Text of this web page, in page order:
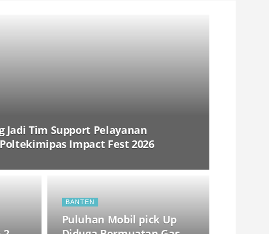
Jadi Tim Support Pelayanan
Impact Fest 2026
BANTEN
Puluhan Mobil pick Up